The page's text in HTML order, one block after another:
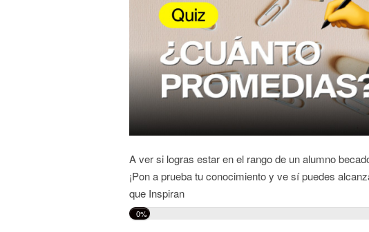
A ver si logras estar en el rango de un alumno
¡Pon a prueba tu conocimiento y ve sí puedes
que Inspiran
0%